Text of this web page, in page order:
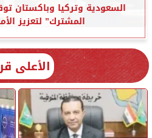
السعودية وتركيا وباكستان
المشترك” لتعزيز
الأعلى